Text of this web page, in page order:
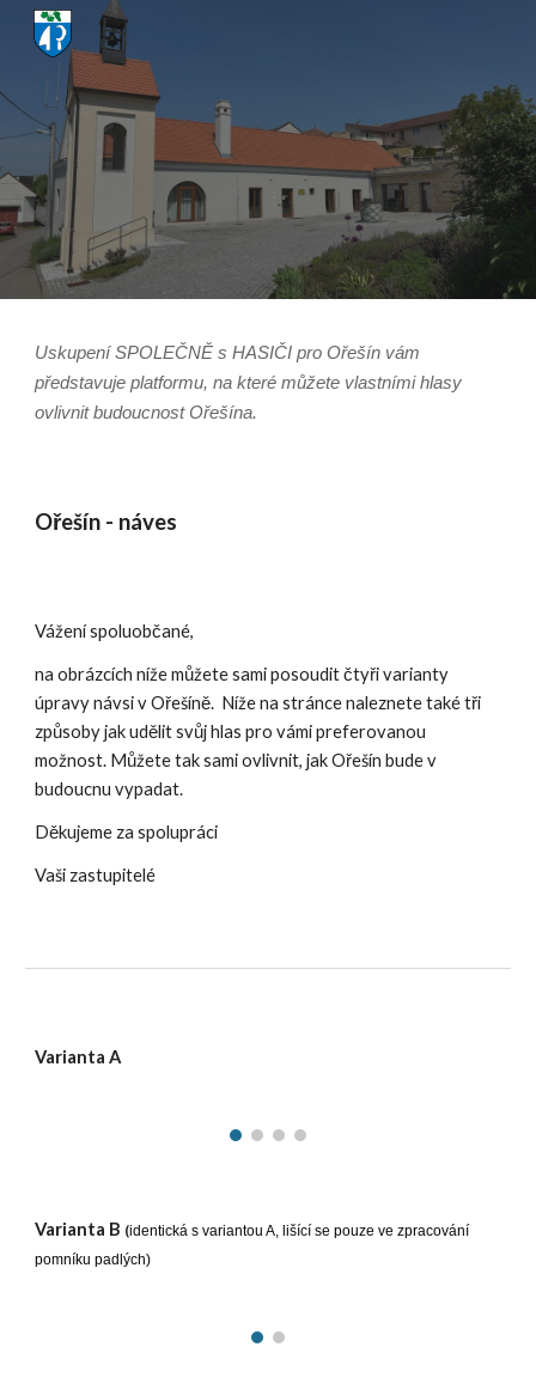
Skip to main content
Uskupení SPOLEČNĚ s HASIČI pro Ořešín vám
představuje platformu, na které můžete vlastními hlasy
ovlivnit budoucnost Ořešína.
Ořešín - náves
Vážení spoluobčané,
na obrázcích níže můžete sami posoudit čtyři varianty
úpravy návsi v Ořešíně. Níže na stránce naleznete také tři
způsoby jak udělit svůj hlas pro vámi preferovanou
možnost. Můžete tak sami ovlivnit, jak Ořešín bude v
budoucnu vypadat.
Děkujeme za spolupráci
Vaši zastupitelé
Varianta A
Varianta B (identická s variantou A, lišící se pouze ve zpracování
pomníku padlých)